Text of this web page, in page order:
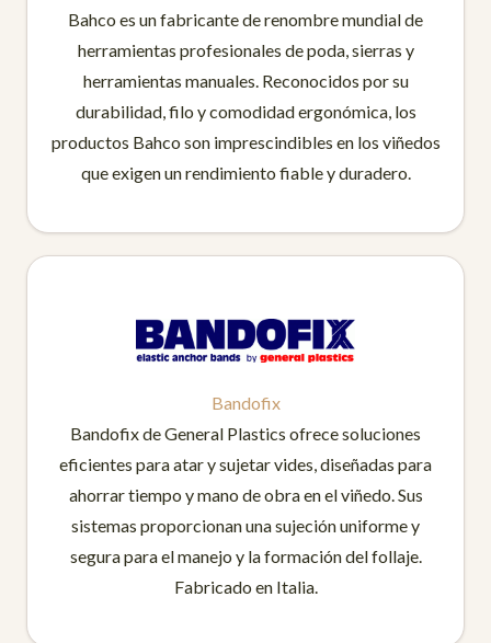
Bahco es un fabricante de renombre mundial de
herramientas profesionales de poda, sierras y
herramientas manuales. Reconocidos por su
durabilidad, filo y comodidad ergonómica, los
productos Bahco son imprescindibles en los viñedos
que exigen un rendimiento fiable y duradero.
Bandofix
Bandofix de General Plastics ofrece soluciones
eficientes para atar y sujetar vides, diseñadas para
ahorrar tiempo y mano de obra en el viñedo. Sus
sistemas proporcionan una sujeción uniforme y
segura para el manejo y la formación del follaje.
Fabricado en Italia.